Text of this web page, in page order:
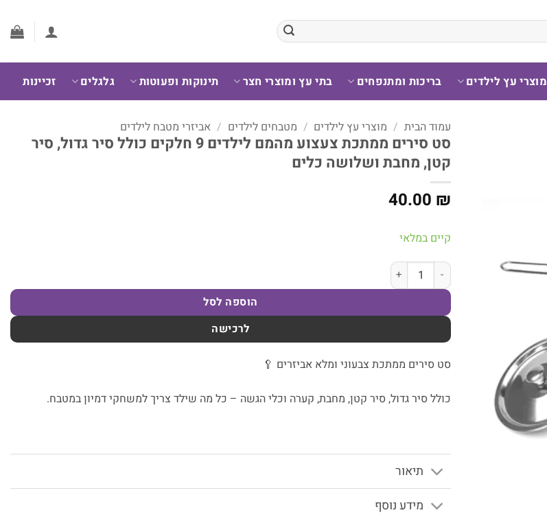
מוצרי עץ לילדים בריכות ומתנפחים בתי עץ ומוצרי חצר תינוקות ופעוטות גלגלים זכיינות
עמוד הבית / מוצרי עץ לילדים / מטבחים לילדים / אביזרי מטבח לילדים
סט סירים ממתכת צעצוע מהמם לילדים 9 חלקים כולל סיר גדול, סיר
קטן, מחבת ושלושה כלים
40.00 ₪
קיים במלאי
כמות של סט סירים ממתכת צעצוע מהמם לילדים 9 חלקים כולל סיר גדול, סיר קטן, מחבת ושלושה כלים
הוספה לסל
לרכישה
סט סירים ממתכת צבעוני ומלא אביזרים 🥄
כולל סיר גדול, סיר קטן, מחבת, קערה וכלי הגשה – כל מה שילד צריך למשחקי דמיון במטבח.
תיאור
מידע נוסף